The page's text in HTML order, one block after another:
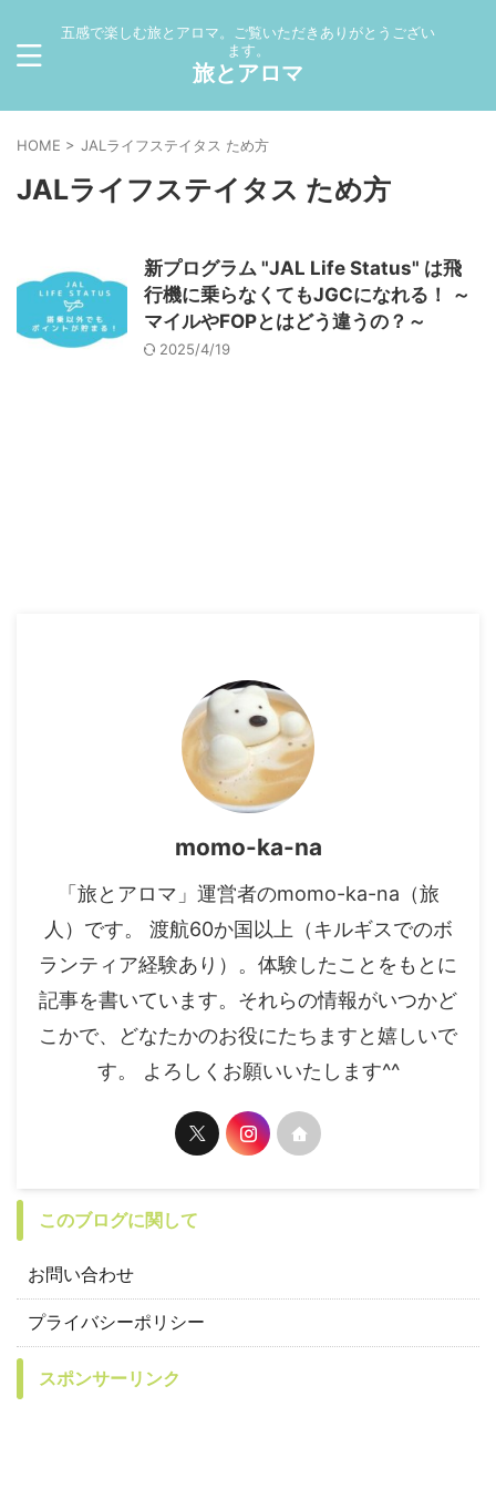
五感で楽しむ旅とアロマ。ご覧いただきありがとうござい
ます。
旅とアロマ
HOME > JALライフステイタス ため方
JALライフステイタス ため方
新プログラム "JAL Life Status" は飛
行機に乗らなくてもJGCになれる！ ～
マイルやFOPとはどう違うの？～
2025/4/19
momo-ka-na
「旅とアロマ」運営者のmomo-ka-na（旅
人）です。 渡航60か国以上（キルギスでのボ
ランティア経験あり）。体験したことをもとに
記事を書いています。それらの情報がいつかど
こかで、どなたかのお役にたちますと嬉しいで
す。 よろしくお願いいたします^^
このブログに関して
お問い合わせ
プライバシーポリシー
スポンサーリンク